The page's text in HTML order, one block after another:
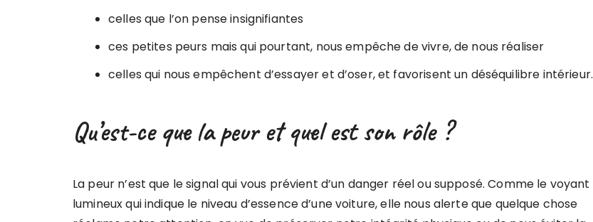
celles que l’on pense insignifiantes
ces petites peurs mais qui pourtant, nous empêche de vivre, de nous réaliser
celles qui nous empêchent d’essayer et d’oser, et favorisent un déséquilibre intérieur.
Qu’est-ce que la peur et quel est son rôle ?
La peur n’est que le signal qui vous prévient d’un danger réel ou supposé. Comme le voyant
lumineux qui indique le niveau d’essence d’une voiture, elle nous alerte que quelque chose